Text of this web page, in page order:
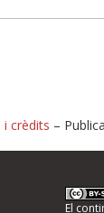
i crèdits –
El